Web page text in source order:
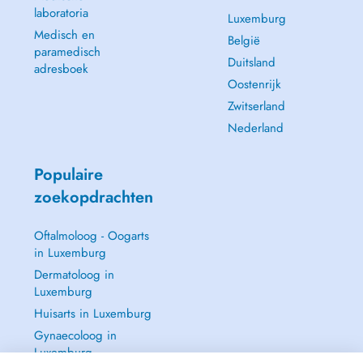
The practice is located within the MedCare / Bionext Center.
GSM : 621 294 346
Email :secretariat@podomotion.lu
Parking: 3 hours of free parking at the Cloche d'Or shopping center,
laboratoria
Medisch en
paramedisch
adresboek
Luxemburg
België
Duitsland
Oostenrijk
Zwitserland
Nederland
Populaire
zoekopdrachten
Oftalmoloog - Oogarts
in Luxemburg
Dermatoloog in
Luxemburg
Huisarts in Luxemburg
Gynaecoloog in
Luxemburg